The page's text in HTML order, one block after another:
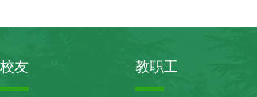
校友 教职工